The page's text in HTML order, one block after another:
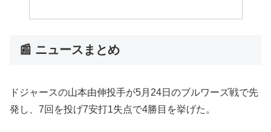
📰 ニュースまとめ
ドジャースの山本由伸投手が5月24日のブルワーズ戦で先
発し、7回を投げ7安打1失点で4勝目を挙げた。